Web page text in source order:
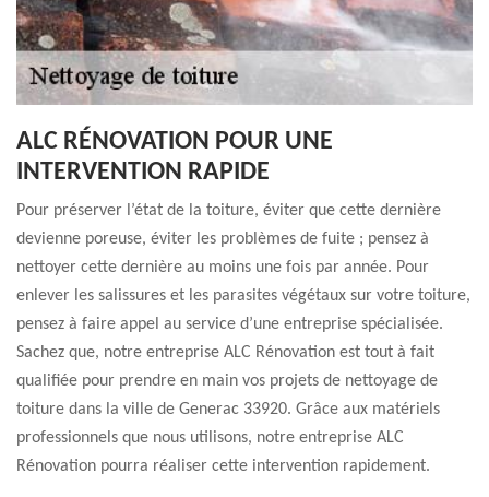
ALC RÉNOVATION POUR UNE
INTERVENTION RAPIDE
Pour préserver l’état de la toiture, éviter que cette dernière
devienne poreuse, éviter les problèmes de fuite ; pensez à
nettoyer cette dernière au moins une fois par année. Pour
enlever les salissures et les parasites végétaux sur votre toiture,
pensez à faire appel au service d’une entreprise spécialisée.
Sachez que, notre entreprise ALC Rénovation est tout à fait
qualifiée pour prendre en main vos projets de nettoyage de
toiture dans la ville de Generac 33920. Grâce aux matériels
professionnels que nous utilisons, notre entreprise ALC
Rénovation pourra réaliser cette intervention rapidement.